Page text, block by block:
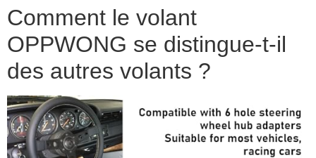
Comment le volant
OPPWONG se distingue-t-il
des autres volants ?